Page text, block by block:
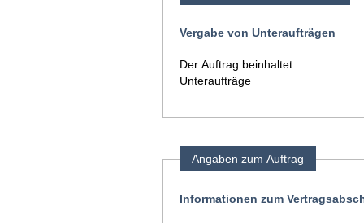
Vergabe von Unteraufträgen
Der Auftrag beinhaltet
Unteraufträge
Angaben zum Auftrag
Informationen zum